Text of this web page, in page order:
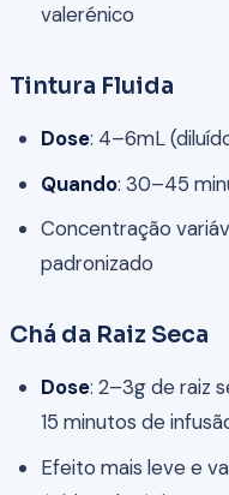
valerénico
Tintura Fluida
Dose: 4–6mL
Quando: 30–45
Concentração
padronizado
Chá da Raiz Seca
Dose: 2–3g de raiz
15 minutos de
Efeito mais leve e